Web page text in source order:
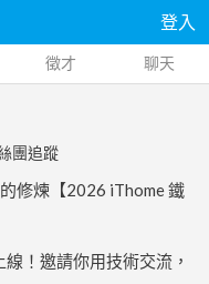
登入
徵才 聊天
團追蹤
修煉【2026 iThome 鐵
！邀請你用技術交流，